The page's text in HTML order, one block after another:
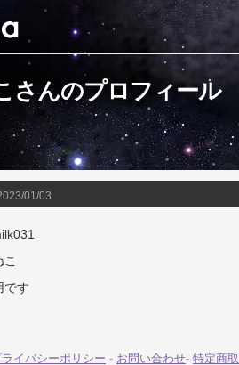
さんのプロフィール
01/03
こ
です
ライバシーポリシー - お問い合わせ- 特定商